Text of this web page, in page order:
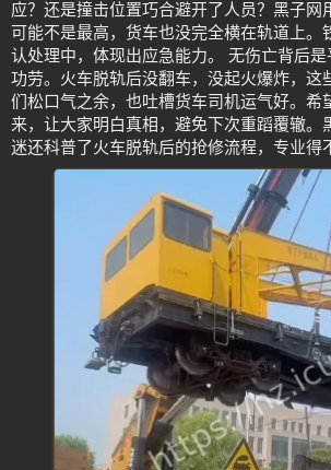
应？还是撞击位置巧合避开了人员？黑子网
可能不是最高，货车也没完全横在轨道上。
认处理中，体现出应急能力。 无伤亡背后
功劳。火车脱轨后没翻车，没起火爆炸，这
们松口气之余，也吐槽货车司机运气好。希
来，让大家明白真相，避免下次重蹈覆辙。
迷还科普了火车脱轨后的抢修流程，专业得